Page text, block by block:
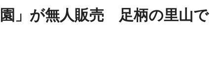
」が無人販売 足柄の里山で